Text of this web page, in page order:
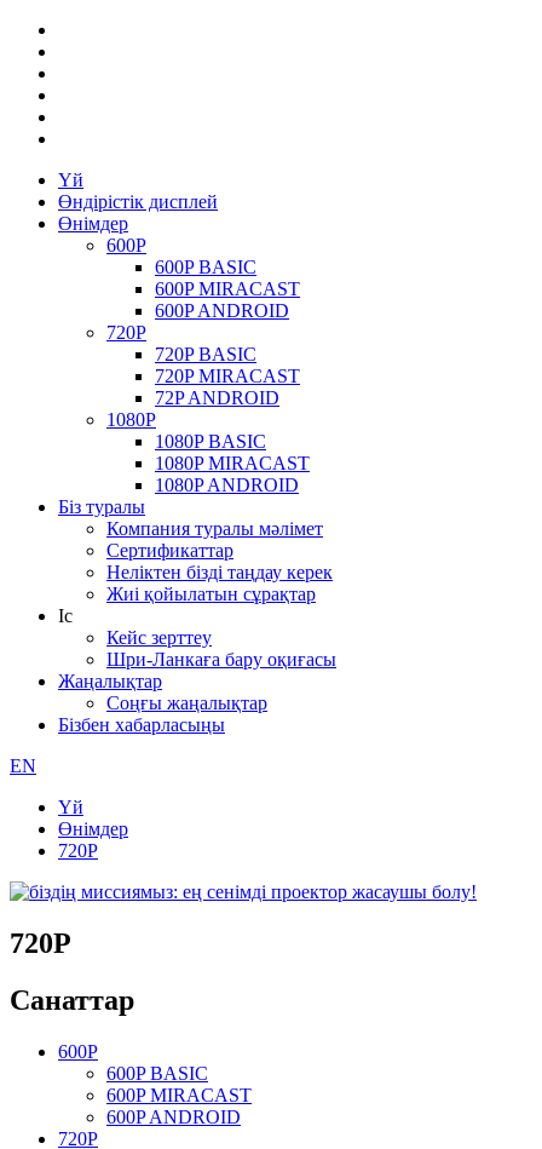
Үй
Өндірістік дисплей
Өнімдер
600P
600P BASIC
600P MIRACAST
600P ANDROID
720P
720P BASIC
720P MIRACAST
72P ANDROID
1080P
1080P BASIC
1080P MIRACAST
1080P ANDROID
Біз туралы
Компания туралы мәлімет
Сертификаттар
Неліктен бізді таңдау керек
Жиі қойылатын сұрақтар
Іс
Кейс зерттеу
Шри-Ланкаға бару оқиғасы
Жаңалықтар
Соңғы жаңалықтар
Бізбен хабарласыңы
EN
Үй
Өнімдер
720P
720P
Санаттар
600P
600P BASIC
600P MIRACAST
600P ANDROID
720P